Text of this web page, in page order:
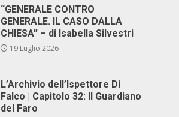
“GENERALE CONTRO
GENERALE. IL CASO DALLA
CHIESA” – di Isabella Silvestri
19 Luglio 2026
L’Archivio dell’Ispettore Di
Falco | Capitolo 32: Il Guardiano
del Faro